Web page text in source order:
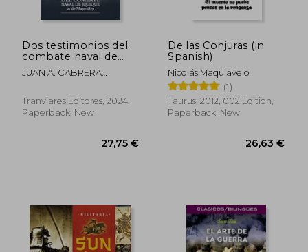
Dos testimonios del
combate naval de
Iquique. 21 de Mayo
1879 (in Spanish)
JUAN A. CABRERA
WILSON NAVARRETE
Tranviares Editores, 2024,
Paperback, New
De las Conjuras (in
Spanish)
Nicolás Maquiavelo
(1)
Taurus, 2012, 002 Edition,
Paperback, New